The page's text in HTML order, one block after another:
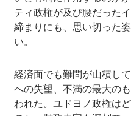
ティ政権が及び腰だった
締まりにも、思い切った
い。
経済面でも難問が山積し
への失望、不満の最大の
われた。ユドヨノ政権は